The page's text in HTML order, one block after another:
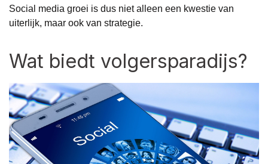
Social media groei is dus niet alleen een kwestie van
uiterlijk, maar ook van strategie.
Wat biedt volgersparadijs?